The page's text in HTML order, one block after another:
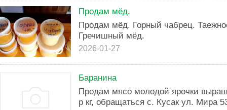
Продам мёд.
Продам мёд. Горный чабрец.
Гречишный мёд.
2026-01-27
Баранина
Продам мясо молодой ярочки
р кг, обращаться с. Кусак ул. Мира